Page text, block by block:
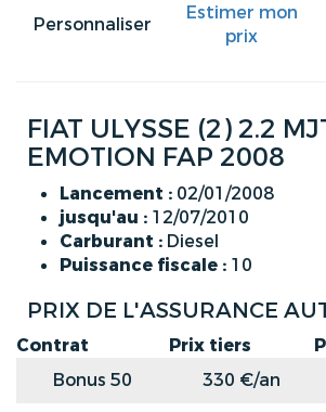
Personnaliser
Estimer mon
prix
FIAT ULYSSE (2) 2.2
EMOTION FAP 2008
Lancement : 02/01/2008
jusqu'au : 12/07/2010
Carburant : Diesel
Puissance fiscale : 10
PRIX DE L'ASSURANCE
Contrat Prix tiers
Bonus 50
330 €/an